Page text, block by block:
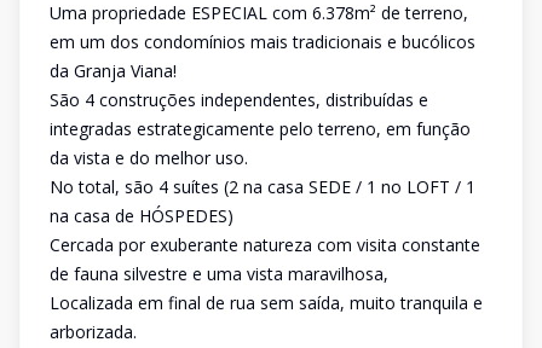
Uma propriedade ESPECIAL com 6.378m² de terreno,
em um dos condomínios mais tradicionais e bucólicos
da Granja Viana!
São 4 construções independentes, distribuídas e
integradas estrategicamente pelo terreno, em função
da vista e do melhor uso.
No total, são 4 suítes (2 na casa SEDE / 1 no LOFT / 1
na casa de HÓSPEDES)
Cercada por exuberante natureza com visita constante
de fauna silvestre e uma vista maravilhosa,
Localizada em final de rua sem saída, muito tranquila e
arborizada.